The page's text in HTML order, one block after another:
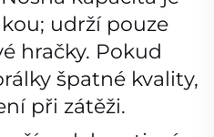
udrží pouze
hračky. Pokud
špatné kvality,
při zátěži.